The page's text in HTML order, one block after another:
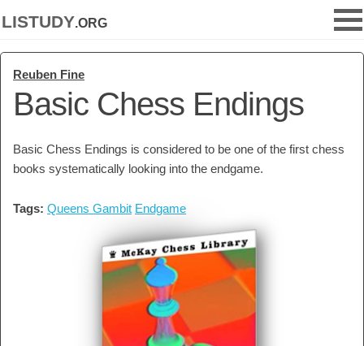
listudy.org
Reuben Fine
Basic Chess Endings
Basic Chess Endings is considered to be one of the first chess
books systematically looking into the endgame.
Tags: Queens Gambit Endgame